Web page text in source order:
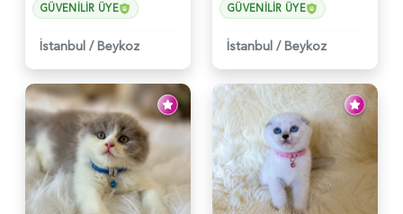
GÜVENILIR ÜYE
İstanbul / Beykoz
GÜVENILIR ÜYE
İstanbul / Beykoz